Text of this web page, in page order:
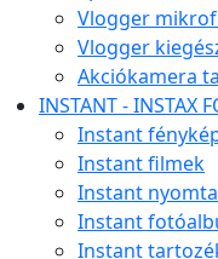
Vlogger
Vlogger
Akciókamera
INSTANT - INSTAX
Instant
Instant filmek
Instant
Instant
Instant